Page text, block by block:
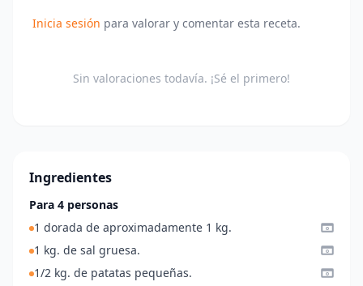
Inicia sesión para valorar y comentar esta receta.
Sin valoraciones todavía. ¡Sé el primero!
Ingredientes
Para 4 personas
1 dorada de aproximadamente 1 kg.
1 kg. de sal gruesa.
1/2 kg. de patatas pequeñas.